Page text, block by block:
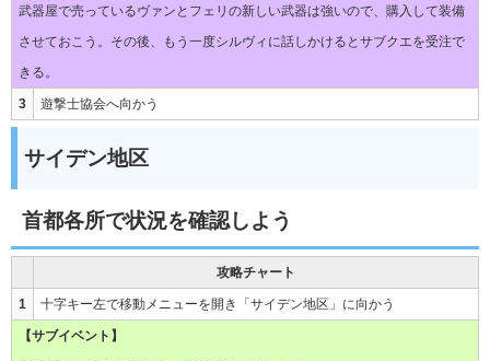
武器屋で売っているヴァンとフェリの新しい武器は強いので、購入して装備
させておこう。その後、もう一度シルヴィに話しかけるとサブクエを受注で
きる。
3 遊撃士協会へ向かう
サイデン地区
首都各所で状況を確認しよう
攻略チャート
1 十字キー左で移動メニューを開き「サイデン地区」に向かう
【サブイベント】